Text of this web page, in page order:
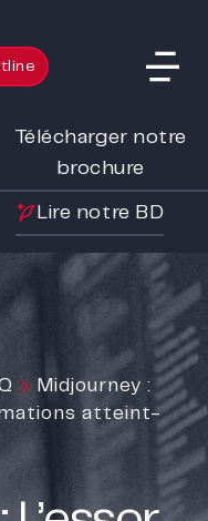
Télécharger notre
brochure
Lire notre BD
» Midjourney :
atteint-